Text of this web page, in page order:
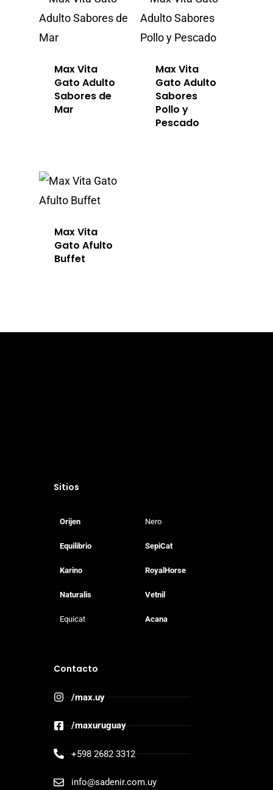
Max Vita
Gato Adulto
Sabores de
Mar
Max Vita
Gato Adulto
Sabores
Pollo y
Pescado
Max Vita
Gato Afulto
Buffet
Sitios
Orijen
Equilibrio
Karino
Naturalis
Equicat
Nero
SepiCat
RoyalHorse
Vetnil
Acana
Contacto
/max.uy
/maxuruguay
+598 2682 3312
info@sadenir.com.uy
Professional
Blog
Donde
info@sadenir.com.uy